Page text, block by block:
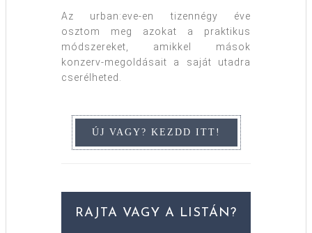
Az urban:eve-en tizennégy éve
osztom meg azokat a praktikus
módszereket, amikkel mások
konzerv-megoldásait a saját utadra
cserélheted.
RAJTA VAGY A LISTÁN?